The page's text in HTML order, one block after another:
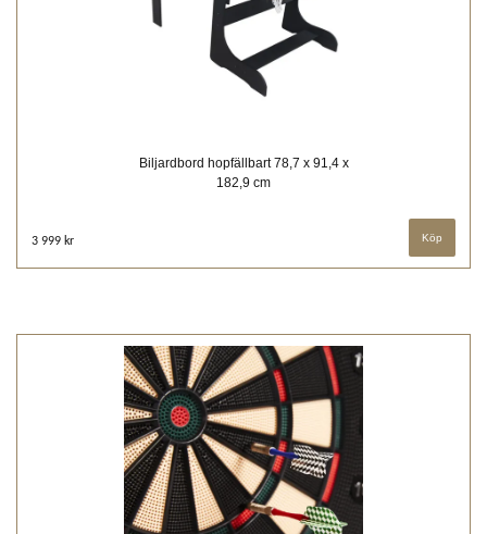
Biljardbord hopfällbart 78,7 x 91,4 x
182,9 cm
3 999 kr